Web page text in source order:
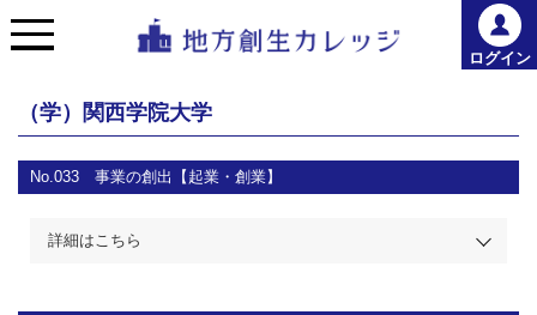
ログイン
（学）関西学院大学
No.033 事業の創出【起業・創業】
詳細はこちら